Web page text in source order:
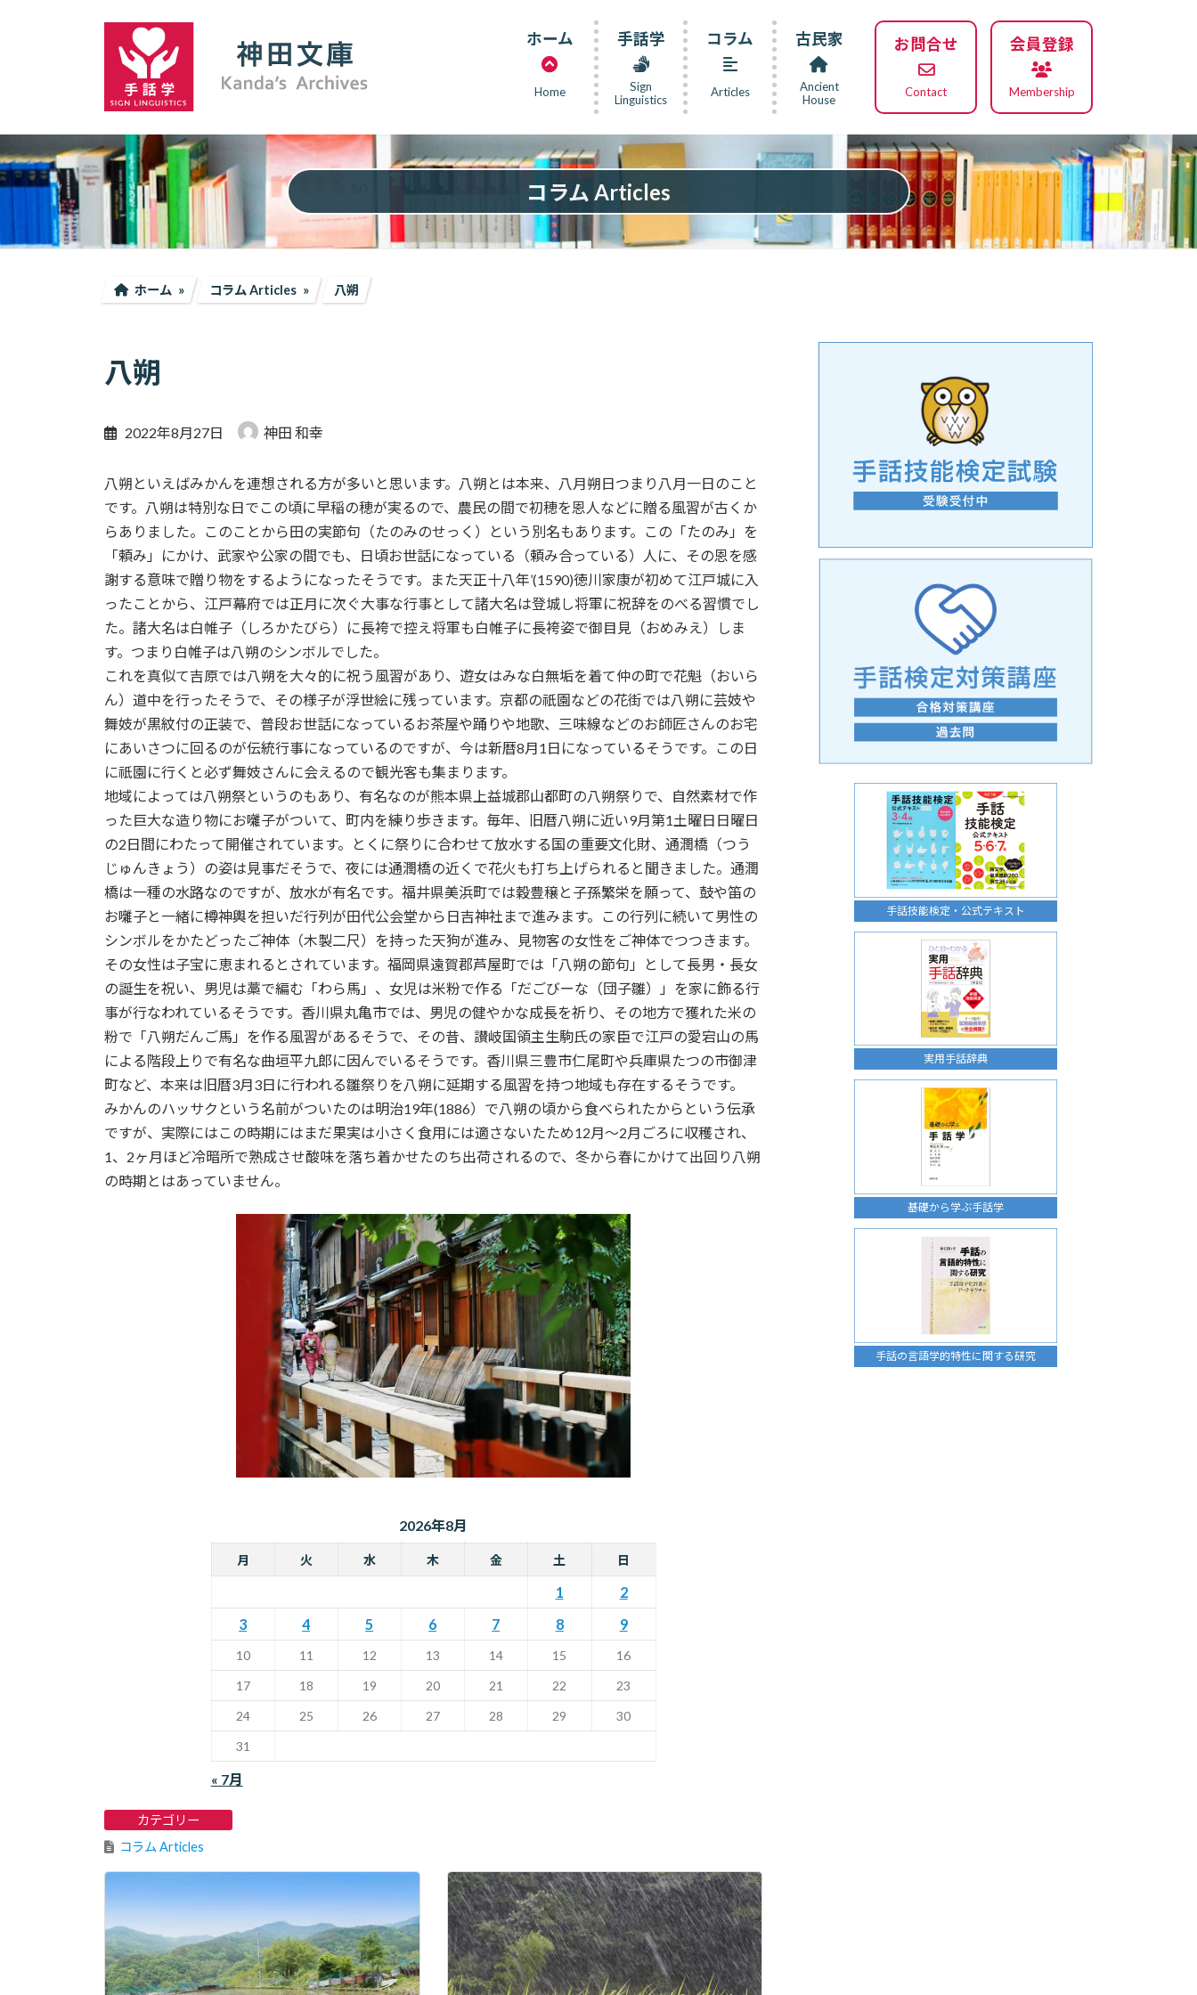
ス
キ
ッ
ン
に
移
ホーム
Home
手話学
Sign
Linguistics
コラム
Articles
古民家
Ancient
House
お問合せ
Contact
会員登録
Membership
コラム Articles
ホーム コラム Articles 八朔
八朔
2022年8月27日 神田 和幸
八朔といえばみかんを連想される方が多いと思います。八朔とは本来、八月朔日つまり八月一日のこと
です。八朔は特別な日でこの頃に早稲の穂が実るので、農民の間で初穂を恩人などに贈る風習が古くか
らありました。このことから田の実節句（たのみのせっく）という別名もあります。この「たのみ」を
「頼み」にかけ、武家や公家の間でも、日頃お世話になっている（頼み合っている）人に、その恩を感
謝する意味で贈り物をするようになったそうです。また天正十八年’(1590)徳川家康が初めて江戸城に入
ったことから、江戸幕府では正月に次ぐ大事な行事として諸大名は登城し将軍に祝辞をのべる習慣でし
た。諸大名は白帷子（しろかたびら）に長袴で控え将軍も白帷子に長袴姿で御目見（おめみえ）しま
す。つまり白帷子は八朔のシンボルでした。
これを真似て吉原では八朔を大々的に祝う風習があり、遊女はみな白無垢を着て仲の町で花魁（おいら
ん）道中を行ったそうで、その様子が浮世絵に残っています。京都の祇園などの花街では八朔に芸妓や
舞妓が黒紋付の正装で、普段お世話になっているお茶屋や踊りや地歌、三味線などのお師匠さんのお宅
にあいさつに回るのが伝統行事になっているのですが、今は新暦8月1日になっているそうです。この日
に祇園に行くと必ず舞妓さんに会えるので観光客も集まります。
地域によっては八朔祭というのもあり、有名なのが熊本県上益城郡山都町の八朔祭りで、自然素材で作
った巨大な造り物にお囃子がついて、町内を練り歩きます。毎年、旧暦八朔に近い9月第1土曜日日曜日
の2日間にわたって開催されています。とくに祭りに合わせて放水する国の重要文化財、通潤橋（つう
じゅんきょう）の姿は見事だそうで、夜には通潤橋の近くで花火も打ち上げられると聞きました。通潤
橋は一種の水路なのですが、放水が有名です。福井県美浜町では穀豊穣と子孫繁栄を願って、鼓や笛の
お囃子と一緒に樽神輿を担いだ行列が田代公会堂から日吉神社まで進みます。この行列に続いて男性の
シンボルをかたどったご神体（木製二尺）を持った天狗が進み、見物客の女性をご神体でつつきます。
その女性は子宝に恵まれるとされています。福岡県遠賀郡芦屋町では「八朔の節句」として長男・長女
の誕生を祝い、男児は藁で編む「わら馬」、女児は米粉で作る「だごびーな（団子雛）」を家に飾る行
事が行なわれているそうです。香川県丸亀市では、男児の健やかな成長を祈り、その地方で獲れた米の
粉で「八朔だんご馬」を作る風習があるそうで、その昔、讃岐国領主生駒氏の家臣で江戸の愛宕山の馬
による階段上りで有名な曲垣平九郎に因んでいるそうです。香川県三豊市仁尾町や兵庫県たつの市御津
町など、本来は旧暦3月3日に行われる雛祭りを八朔に延期する風習を持つ地域も存在するそうです。
みかんのハッサクという名前がついたのは明治19年(1886）で八朔の頃から食べられたからという伝承
ですが、実際にはこの時期にはまだ果実は小さく食用には適さないたため12月～2月ごろに収穫され、
1、2ヶ月ほど冷暗所で熟成させ酸味を落ち着かせたのち出荷されるので、冬から春にかけて出回り八朔
の時期とはあっていません。
2026年8月
月 火 水 木 金 土 日
1
2
3
4 5 6 7 8 9
10 11 12 13 14 15
16
17
18 19 20 21 22
23
24
25 26 27 28 29
30
31
« 7月
カテゴリー
コラム Articles
手話の言語学的特性に関する研究
手話技能検定・公式テキスト
実用手話辞典
基礎から学ぶ手話学
手話の言語学的特性に関する研究